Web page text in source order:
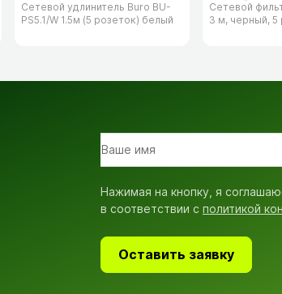
Сетевой удлинитель Buro BU-
PS5.1/​W 1.5м (5 розеток) белый
Сетевой
3 м, черный, 5
Нажимая на кнопку, я
в соответствии с политикой
Оставить заявку